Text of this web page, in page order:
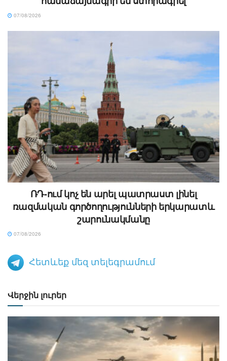
07/08/2026
ՌԴ-ում կոչ են արել պատրաստ լինել
ռազմական գործողությունների երկարատև
շարունակմանը
07/08/2026
Հետևեք մեզ տելեգրամում
Վերջին լուրեր